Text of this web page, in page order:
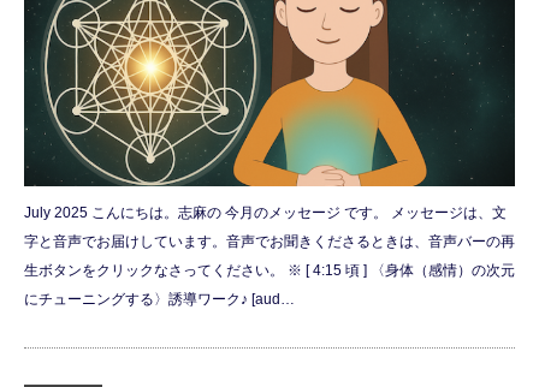
July 2025 こんにちは。志麻の 今月のメッセージ です。 メッセージは、文
字と音声でお届けしています。音声でお聞きくださるときは、音声バーの再
生ボタンをクリックなさってください。 ※ [ 4:15 頃 ] 〈身体（感情）の次元
にチューニングする〉誘導ワーク♪ [aud…